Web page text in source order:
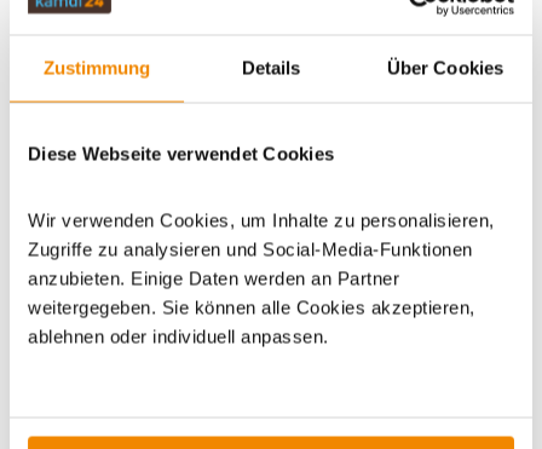
Zustimmung Details Über Cookies
Diese Webseite verwendet Cookies
Wir verwenden Cookies, um Inhalte zu personalisieren,
Zugriffe zu analysieren und Social-Media-Funktionen
anzubieten. Einige Daten werden an Partner
weitergegeben. Sie können alle Cookies akzeptieren,
ablehnen oder individuell anpassen.
ZUBEHÖR
WICHTIGE INFOS
Artikeldatenblatt drucken Frage zum Artikel
Dieses Produkt finden Sie unter:Outdoor|Outdoorküchen